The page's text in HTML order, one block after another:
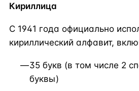
Кириллица
С 1941 года официально
кириллический алфавит,
35 букв (в том числе 2
буквы)